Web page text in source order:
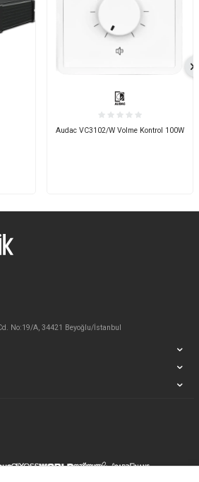
Audac VC3102/W Volme Kontrol 100W
No:19/A, 34421 Beyoğlu/İstanbul